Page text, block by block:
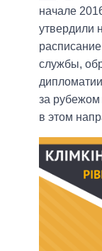
начале
утвердили
службы,
за рубежом
в этом